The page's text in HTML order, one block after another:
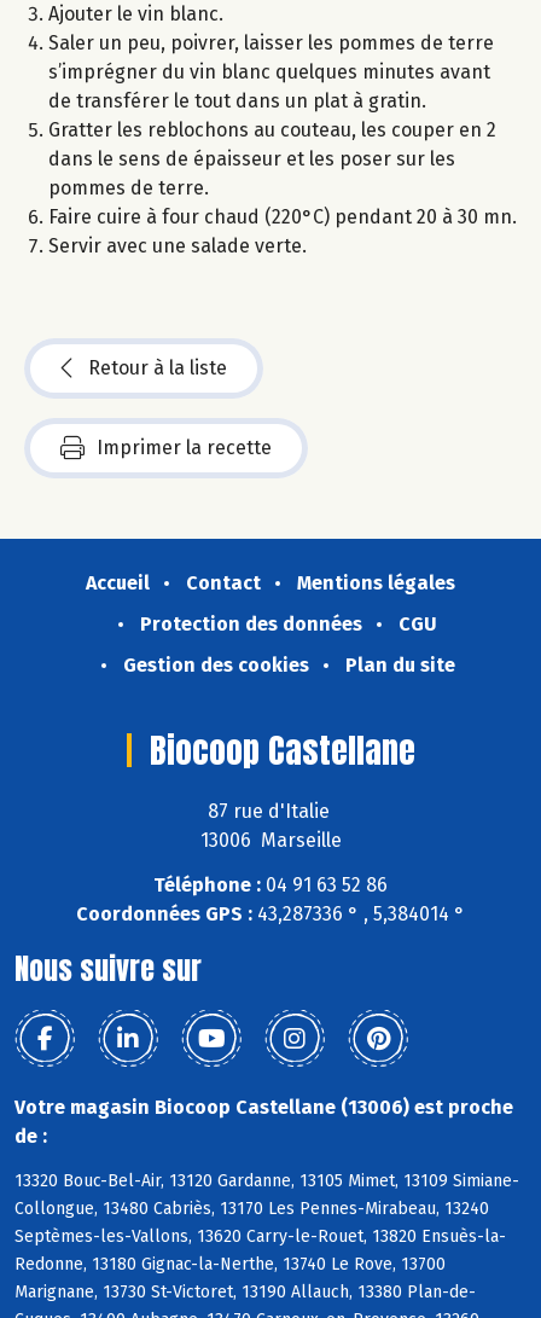
Ajouter le vin blanc.
Saler un peu, poivrer, laisser les pommes de terre
s’imprégner du vin blanc quelques minutes avant
de transférer le tout dans un plat à gratin.
Gratter les reblochons au couteau, les couper en 2
dans le sens de épaisseur et les poser sur les
pommes de terre.
Faire cuire à four chaud (220°C) pendant 20 à 30 mn.
Servir avec une salade verte.
Retour à la liste
Imprimer la recette
Accueil Contact
Mentions légales
Protection des données
CGU
Gestion des cookies
Plan du site
Biocoop Castellane
87 rue d'Italie
13006 Marseille
Téléphone : 04 91 63 52 86
Coordonnées GPS : 43,287336 ° , 5,384014 °
Nous suivre sur
Votre magasin Biocoop Castellane (13006) est proche
de :
13320 Bouc-Bel-Air, 13120 Gardanne, 13105 Mimet, 13109 Simiane-
Collongue, 13480 Cabriès, 13170 Les Pennes-Mirabeau, 13240
Septèmes-les-Vallons, 13620 Carry-le-Rouet, 13820 Ensuès-la-
Redonne, 13180 Gignac-la-Nerthe, 13740 Le Rove, 13700
Marignane, 13730 St-Victoret, 13190 Allauch, 13380 Plan-de-